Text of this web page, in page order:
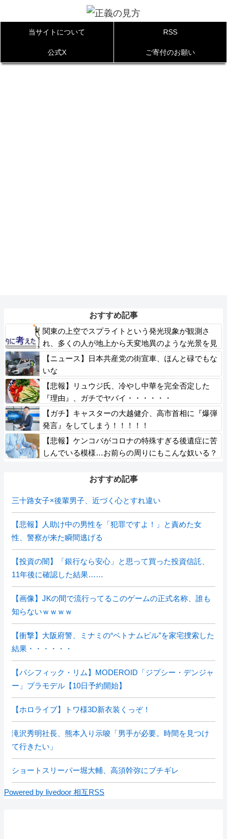
当サイトについて RSS
公式X ご寄付のお願い
おすすめ記事
関東の上空でスプライトという発光現象が観測さ
れ、多くの人が地上から天変地異のような光景を見
ることができた
【ニュース】日本共産党の街宣車、ほんと碌でもな
いな
【悲報】リュウジ氏、冷やし中華を完全否定した
『理由』、ガチでヤバイ・・・・・・
【ガチ】キャスターの大越健介、高市首相に『爆弾
発言』をしてしまう！！！！！
【悲報】ケンコバがコロナの特殊すぎる後遺症に苦
しんでいる模様…お前らの周りにもこんな奴いる？
おすすめ記事
三十路女子×後輩男子、近づく心とすれ違い
【悲報】人助け中の男性を「犯罪ですよ！」と責めた女
性、警察が来た瞬間逃げる
【投資の闇】「銀行なら安心」と思って買った投資信託、
11年後に確認した結果……
【画像】JKの間で流行ってるこのゲームの正式名称、誰も
知らないｗｗｗｗ
【衝撃】大阪府警、ミナミの“ベトナムビル”を家宅捜索した
結果・・・・・・
【パシフィック・リム】MODEROID「ジプシー・デンジャ
ー」プラモデル【10日予約開始】
【ホロライブ】トワ様3D新衣装くっぞ！
滝沢秀明社長、熊本入り示唆「男手が必要。時間を見つけ
て行きたい」
ショートスリーパー堀大輔、高須幹弥にブチギレ
Powered by livedoor 相互RSS